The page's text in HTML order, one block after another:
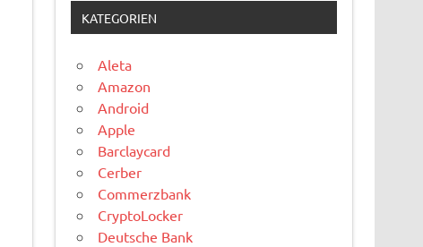
KATEGORIEN
Aleta
Amazon
Android
Apple
Barclaycard
Cerber
Commerzbank
CryptoLocker
Deutsche Bank